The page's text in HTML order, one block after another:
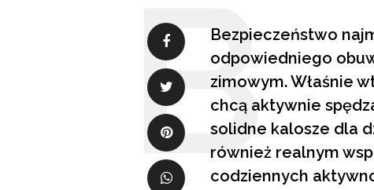
Bezpieczeństwo
odpowiedniego
zimowym. Właśnie
chcą aktywnie
solidne kalosze dla
również realnym
codziennych